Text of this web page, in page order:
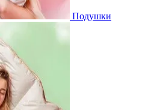
Подушки